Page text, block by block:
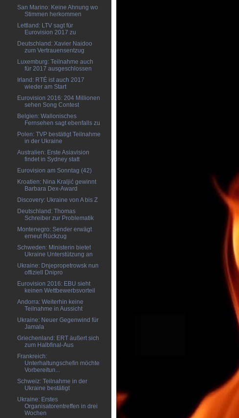
San Marino: Keine Ahnung wo
Stimmen herkommen
Lettland: LTV sagt für
Eurovision 2017 zu
Deutschland: Xavier Naidoo
zum Vertrauensentzug
Luxemburg: Teilnahme auch
für 2017 ausgeschlossen
Irland: RTÉ ist auch 2017
wieder am Start
Eurovision 2016: 204 Millionen
sehen Song Contest
Belgien: Wallonisches
Fernsehen sagt ebenfalls zu
Polen: TVP bestätigt Teilnahme
in der Ukraine
Australien: Erste Asiavision
findet in Sydney statt
Eurovision am Sonntag (42)
Kroatien: Nina Kraljić gewinnt
Barbara Dex-Award
Discovery: Ukraine von A bis Z
Deutschland: Thomas
Schreiber zur Problematik
Montenegro: Sender erwägt
erneut Rückzug
Schweden: Ministerin bietet
Ukraine Unterstützung an
Ukraine: Dnjepropetrowsk nun
offiziell Dnipro
Eurovision 2016: EBU sieht
keinen Wettbewerbsvorteil
Andorra: Weiterhin keine
Teilnahme in Aussicht
Ukraine: Neuer Gegenwind für
Jamala
Griechenland: ERT äußert sich
zum Halbfinal-Aus
Frankreich:
Unterhaltungschefin möchte
Vorbereitun...
Schweiz: Teilnahme in der
Ukraine bestätigt
Ukraine: Erstes
Organisatorentreffen in drei
Wochen